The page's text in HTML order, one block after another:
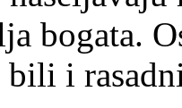
bogata.
i